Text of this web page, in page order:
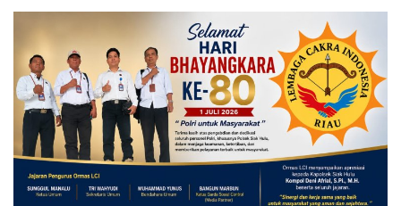
Banten
Solo Raya
Sumsel
Kalbar
Sumut